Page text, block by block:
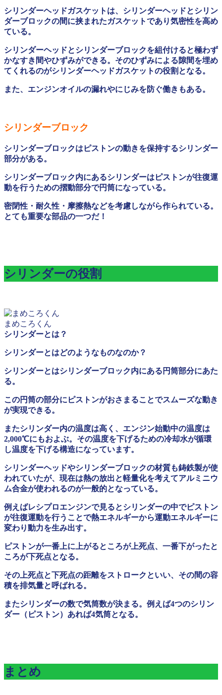
シリンダーヘッドガスケットは、シリンダーヘッドとシリン
ダーブロックの間に挟まれたガスケットであり気密性を高め
ている。
シリンダーヘッドとシリンダーブロックを組付けると極わず
かなすき間やひずみができる。そのひずみによる隙間を埋め
てくれるのがシリンダーヘッドガスケットの役割となる。
また、エンジンオイルの漏れやにじみを防ぐ働きもある。
シリンダーブロック
シリンダーブロックはピストンの動きを保持するシリンダー
部分がある。
シリンダーブロック内にあるシリンダーはピストンが往復運
動を行うための摺動部分で円筒になっている。
密閉性・耐久性・摩擦熱などを考慮しながら作られている。
とても重要な部品の一つだ！
シリンダーの役割
まめころくん
シリンダーとは？
シリンダーとはどのようなものなのか？
シリンダーとはシリンダーブロック内にある円筒部分にあた
る。
この円筒の部分にピストンがおさまることでスムーズな動き
が実現できる。
またシリンダー内の温度は高く、エンジン始動中の温度は
2,000℃にもおよぶ。その温度を下げるための冷却水が循環
し温度を下げる構造になっています。
シリンダーヘッドやシリンダーブロックの材質も鋳鉄製が使
われていたが、現在は熱の放出と軽量化を考えてアルミニウ
ム合金が使われるのが一般的となっている。
例えばレシプロエンジンで見るとシリンダーの中でピストン
が往復運動を行うことで熱エネルギーから運動エネルギーに
変わり動力を生み出す。
ピストンが一番上に上がるところが上死点、一番下がったと
ころが下死点となる。
その上死点と下死点の距離をストロークといい、その間の容
積を排気量と呼ばれる。
またシリンダーの数で気筒数が決まる。例えば4つのシリン
ダー（ピストン）あれば4気筒となる。
まとめ